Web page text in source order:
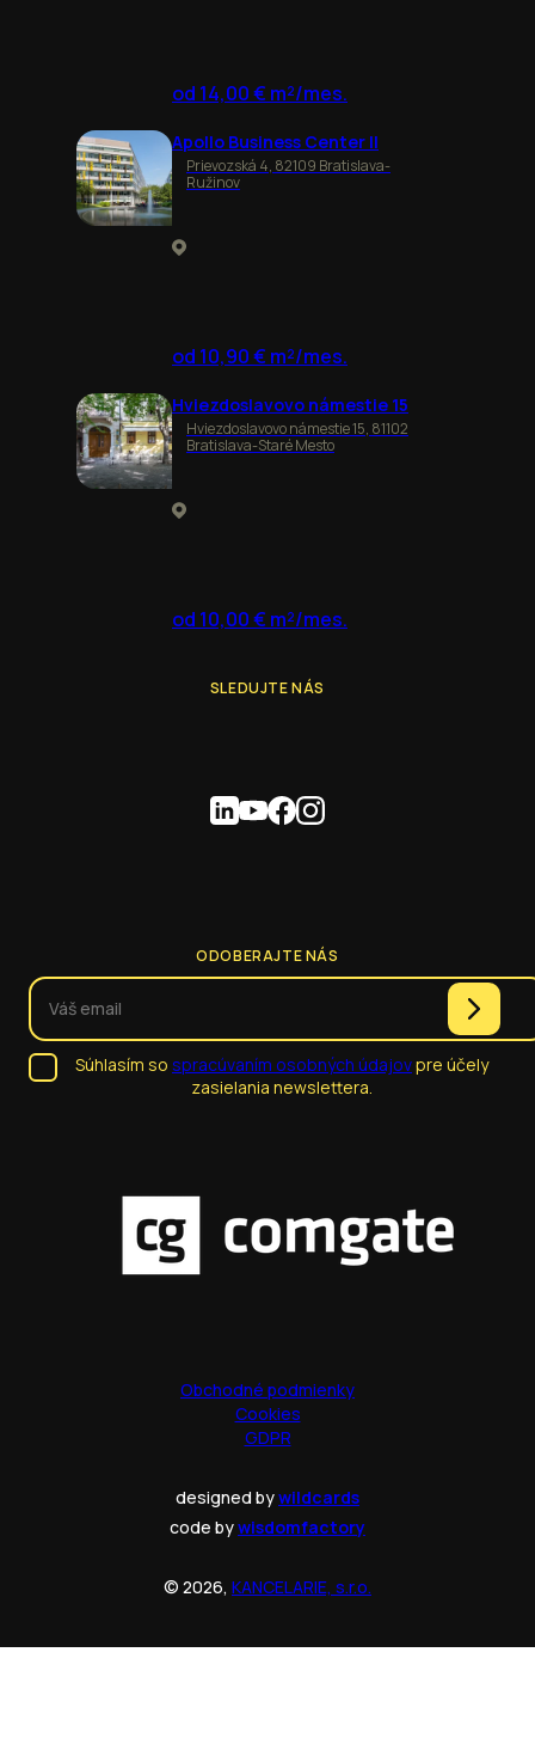
od 14,00 € m²/mes.
Apollo Business Center II
Prievozská 4, 82109 Bratislava-
Ružinov
od 10,90 € m²/mes.
Hviezdoslavovo námestie 15
Hviezdoslavovo námestie 15, 81102
Bratislava-Staré Mesto
od 10,00 € m²/mes.
SLEDUJTE NÁS
ODOBERAJTE NÁS
Súhlasím so spracúvaním osobných údajovpre účely
zasielania newslettera.
Obchodné podmienky
Cookies
GDPR
designed bywildcards
code bywisdomfactory
© 2026, KANCELARIE, s.r.o.